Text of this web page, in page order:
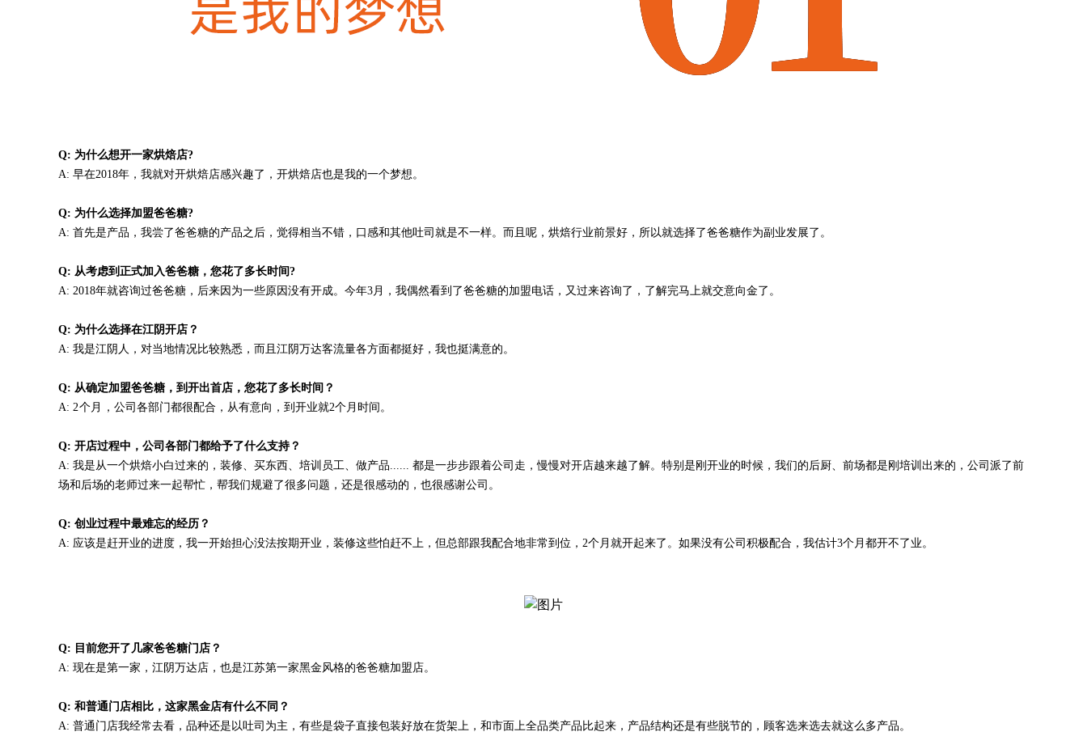
Q: 为什么想开一家烘焙店?
A: 早在2018年，我就对开烘焙店感兴趣了，开烘焙店也是我的一个梦想。
Q: 为什么选择加盟爸爸糖?
A: 首先是产品，我尝了爸爸糖的产品之后，觉得相当不错，口感和其他吐司就是不一样。而且呢，烘焙行业前景好，所以就选择了爸爸糖作为副业发展了。
Q: 从考虑到正式加入爸爸糖，您花了多长时间?
A: 2018年就咨询过爸爸糖，后来因为一些原因没有开成。今年3月，我偶然看到了爸爸糖的加盟电话，又过来咨询了，了解完马上就交意向金了。
Q: 为什么选择在江阴开店？
A: 我是江阴人，对当地情况比较熟悉，而且江阴万达客流量各方面都挺好，我也挺满意的。
Q: 从确定加盟爸爸糖，到开出首店，您花了多长时间？
A: 2个月 ，公司各部门都很配合，从有意向，到开业就2个月时间。
Q: 开店过程中，公司各部门都给予了什么支持？
A: 我是从一个烘焙小白过来的，装修、买东西、培训员工、做产品...... 都是一步步跟着公司走，慢慢对开店越来越了解。特别是刚开业的时候，我们的后厨、前场都是刚培训出来的，公司派了前
场和后场的老师过来一起帮忙，帮我们规避了很多问题，还是很感动的，也很感谢公司。
Q: 创业过程中最难忘的经历？
A: 应该是赶开业的进度，我一开始担心没法按期开业，装修这些怕赶不上，但总部跟我配合地非常到位，2个月就开起来了。如果没有公司积极配合，我估计3个月都开不了业。
Q: 目前您开了几家爸爸糖门店？
A: 现在是第一家，江阴万达店，也是江苏第一家黑金风格的爸爸糖加盟店。
Q: 和普通门店相比，这家黑金店有什么不同？
A: 普通门店我经常去看，品种还是以吐司为主，有些是袋子直接包装好放在货架上，和市面上全品类产品比起来，产品结构还是有些脱节的，顾客选来选去就这么多产品。